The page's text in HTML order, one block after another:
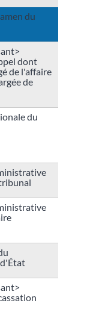
du
dont
de l'affaire
de
du